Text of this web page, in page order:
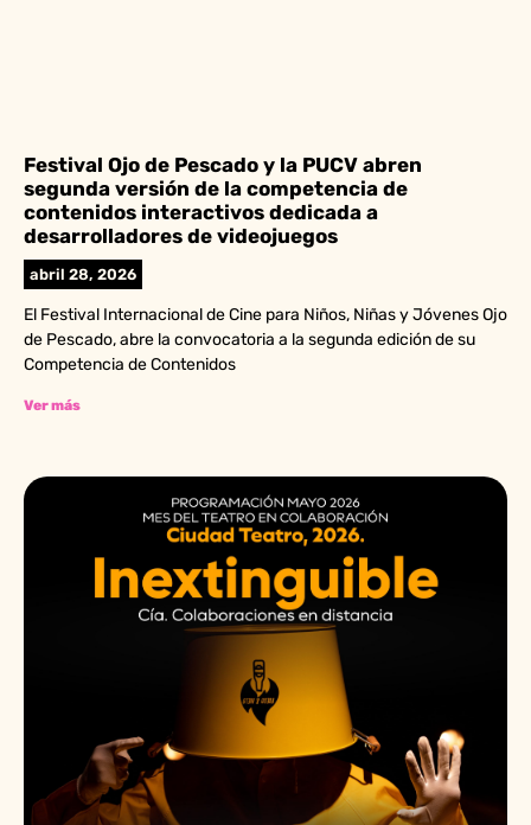
Festival Ojo de Pescado y la PUCV abren
segunda versión de la competencia de
contenidos interactivos dedicada a
desarrolladores de videojuegos
abril 28, 2026
El Festival Internacional de Cine para Niños, Niñas y Jóvenes Ojo
de Pescado, abre la convocatoria a la segunda edición de su
Competencia de Contenidos
Ver más